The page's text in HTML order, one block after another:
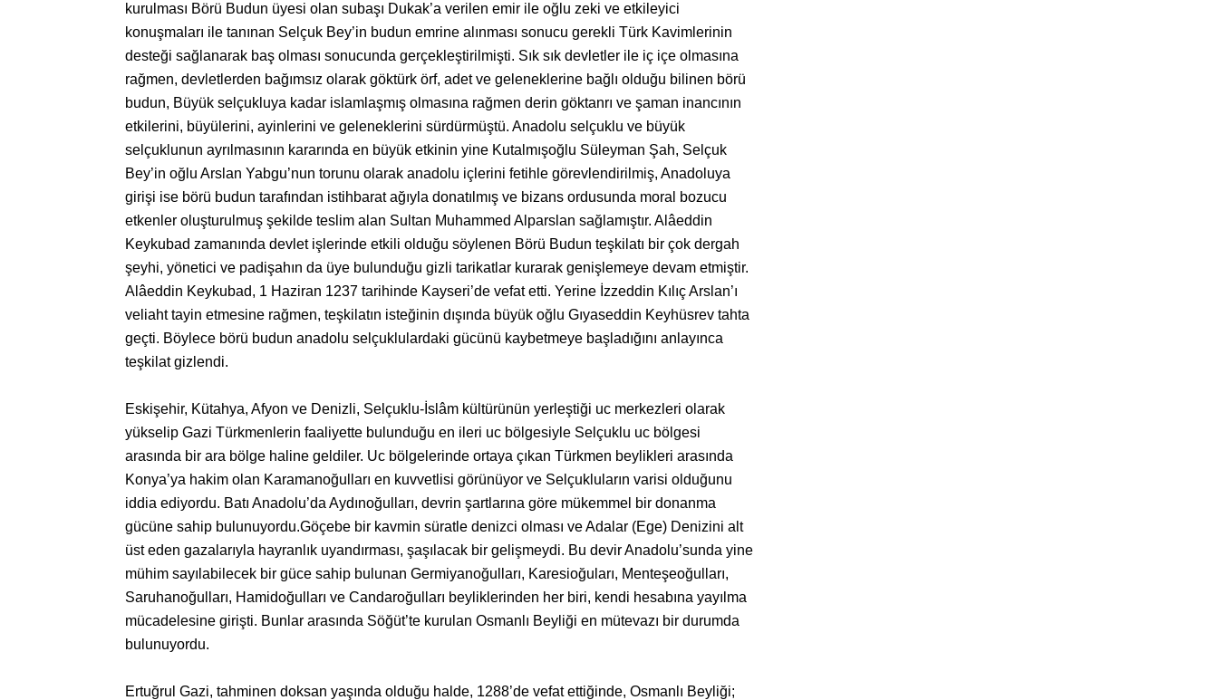
kurulması Börü Budun üyesi olan subaşı Dukak’a verilen emir ile oğlu zeki ve etkileyici
konuşmaları ile tanınan Selçuk Bey’in budun emrine alınması sonucu gerekli Türk Kavimlerinin
desteği sağlanarak baş olması sonucunda gerçekleştirilmişti. Sık sık devletler ile iç içe olmasına
rağmen, devletlerden bağımsız olarak göktürk örf, adet ve geleneklerine bağlı olduğu bilinen börü
budun, Büyük selçukluya kadar islamlaşmış olmasına rağmen derin göktanrı ve şaman inancının
etkilerini, büyülerini, ayinlerini ve geleneklerini sürdürmüştü. Anadolu selçuklu ve büyük
selçuklunun ayrılmasının kararında en büyük etkinin yine Kutalmışoğlu Süleyman Şah, Selçuk
Bey’in oğlu Arslan Yabgu’nun torunu olarak anadolu içlerini fetihle görevlendirilmiş, Anadoluya
girişi ise börü budun tarafından istihbarat ağıyla donatılmış ve bizans ordusunda moral bozucu
etkenler oluşturulmuş şekilde teslim alan Sultan Muhammed Alparslan sağlamıştır. Alâeddin
Keykubad zamanında devlet işlerinde etkili olduğu söylenen Börü Budun teşkilatı bir çok dergah
şeyhi, yönetici ve padişahın da üye bulunduğu gizli tarikatlar kurarak genişlemeye devam etmiştir.
Alâeddin Keykubad, 1 Haziran 1237 tarihinde Kayseri’de vefat etti. Yerine İzzeddin Kılıç Arslan’ı
veliaht tayin etmesine rağmen, teşkilatın isteğinin dışında büyük oğlu Gıyaseddin Keyhüsrev tahta
geçti. Böylece börü budun anadolu selçuklulardaki gücünü kaybetmeye başladığını anlayınca
teşkilat gizlendi.
Eskişehir, Kütahya, Afyon ve Denizli, Selçuklu-İslâm kültürünün yerleştiği uc merkezleri olarak
yükselip Gazi Türkmenlerin faaliyette bulunduğu en ileri uc bölgesiyle Selçuklu uc bölgesi
arasında bir ara bölge haline geldiler. Uc bölgelerinde ortaya çıkan Türkmen beylikleri arasında
Konya’ya hakim olan Karamanoğulları en kuvvetlisi görünüyor ve Selçukluların varisi olduğunu
iddia ediyordu. Batı Anadolu’da Aydınoğulları, devrin şartlarına göre mükemmel bir donanma
gücüne sahip bulunuyordu.Göçebe bir kavmin süratle denizci olması ve Adalar (Ege) Denizini alt
üst eden gazalarıyla hayranlık uyandırması, şaşılacak bir gelişmeydi. Bu devir Anadolu’sunda yine
mühim sayılabilecek bir güce sahip bulunan Germiyanoğulları, Karesioğuları, Menteşeoğulları,
Saruhanoğulları, Hamidoğulları ve Candaroğulları beyliklerinden her biri, kendi hesabına yayılma
mücadelesine girişti. Bunlar arasında Söğüt’te kurulan Osmanlı Beyliği en mütevazı bir durumda
bulunuyordu.
Ertuğrul Gazi, tahminen doksan yaşında olduğu halde, 1288’de vefat ettiğinde, Osmanlı Beyliği;